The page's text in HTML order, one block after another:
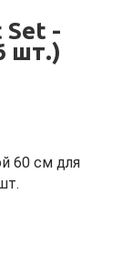
Set -
шт.)
60 см для